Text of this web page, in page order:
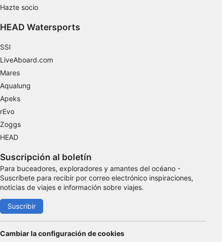
Hazte socio
HEAD Watersports
SSI
LiveAboard.com
Mares
Aqualung
Apeks
rEvo
Zoggs
HEAD
Suscripción al boletín
Para buceadores, exploradores y amantes del océano -
Suscríbete para recibir por correo electrónico inspiraciones,
noticias de viajes e información sobre viajes.
Suscribir
Cambiar la configuración de cookies
De rendimiento
Funcionales